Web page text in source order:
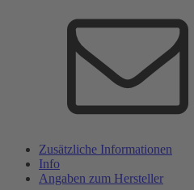
Zusätzliche Informationen
Info
Angaben zum Hersteller